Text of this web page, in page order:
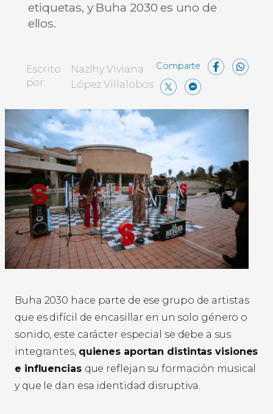
etiquetas, y Buha 2030 es uno de
ellos.
Escrito
por:
Nazlhy Viviana
López Villalobos
X
Buha 2030 hace parte de ese grupo de artistas
que es difícil de encasillar en un solo género o
sonido, este carácter especial se debe a sus
integrantes, quienes aportan distintas visiones
e influencias que reflejan su formación musical
y que le dan esa identidad disruptiva.